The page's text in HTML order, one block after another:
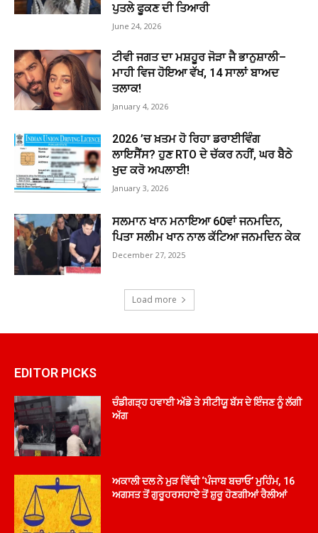
ਪੁਤਲੇ ਫੂਕਣ ਦੀ ਤਿਆਰੀ
June 24, 2026
ਟੀਵੀ ਜਗਤ ਦਾ ਮਸ਼ਹੂਰ ਜੋੜਾ ਜੈ ਭਾਨੁਸ਼ਾਲੀ–
ਮਾਹੀ ਵਿਜ ਹੋਇਆ ਵੱਖ, 14 ਸਾਲਾਂ ਬਾਅਦ
ਤਲਾਕ!
January 4, 2026
2026 ’ਚ ਖ਼ਤਮ ਹੋ ਰਿਹਾ ਡਰਾਈਵਿੰਗ
ਲਾਇਸੈਂਸ? ਹੁਣ RTO ਦੇ ਚੱਕਰ ਨਹੀਂ, ਘਰ ਬੈਠੇ
ਖੁਦ ਕਰੋ ਅਪਲਾਈ!
January 3, 2026
ਸਲਮਾਨ ਖਾਨ ਮਨਾਇਆ 60ਵਾਂ ਜਨਮਦਿਨ,
ਪਿਤਾ ਸਲੀਮ ਖਾਨ ਨਾਲ ਕੱਟਿਆ ਜਨਮਦਿਨ ਕੇਕ
December 27, 2025
Load more
EDITOR PICKS
ਚੰਡੀਗੜ੍ਹ ਹਵਾਈ ਅੱਡੇ ਤੇ ਸੀਟੀਯੂ ਬੱਸ ਦੇ ਇੰਜਣ ਨੂੰ ਲੱਗੀ
ਅੱਗ
ਅਕਾਲੀ ਦਲ ਨੇ ਮੁੜ ਵਿੱਢੀ ‘ਪੰਜਾਬ ਬਚਾਓ’ ਮੁਹਿੰਮ, 16
ਅਗਸਤ ਤੋਂ ਗੁਰੂਹਰਸਹਾਏ ਤੋਂ ਸ਼ੁਰੂ ਹੋਣਗੀਆਂ ਰੈਲੀਆਂ